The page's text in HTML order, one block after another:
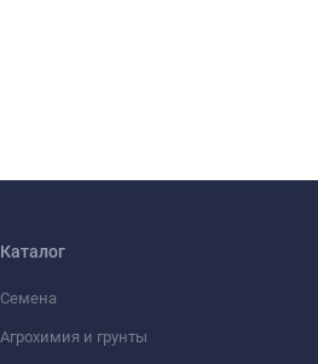
Каталог
Семена
Агрохимия и грунты